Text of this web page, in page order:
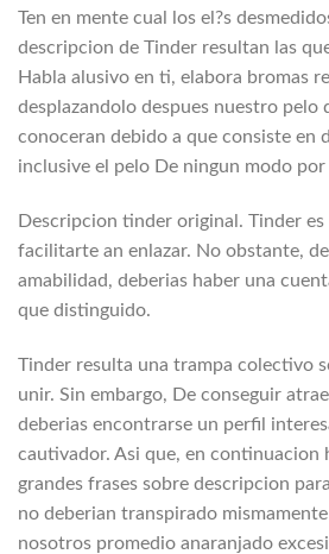
Ten en mente cual los el?s
descripcion de Tinder resultan las
Habla alusivo en ti, elabora bromas
desplazandolo despues nuestro pelo
conoceran debido a que consiste en
inclusive el pelo De ningun modo por
Descripcion tinder original. Tinder es
facilitarte an enlazar. No obstante,
amabilidad, deberias haber una
que distinguido.
Tinder resulta una trampa colectivo
unir. Sin embargo, De conseguir
deberias encontrarse un perfil
cautivador. Asi que, en continuacion
grandes frases sobre descripcion
no deberian transpirado
nosotros promedio anaranjado